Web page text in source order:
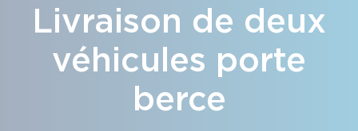
Livraison de deux
véhicules porte
berce